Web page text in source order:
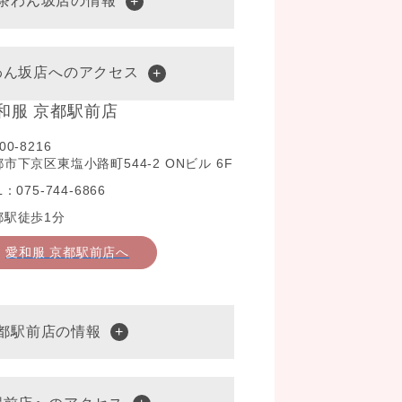
坂店へのアクセス
服 京都駅前店
8216
市下京区東塩小路町544-2 ONビル 6F
：075-744-6866
駅徒歩1分
愛和服 京都駅前店へ
駅前店の情報